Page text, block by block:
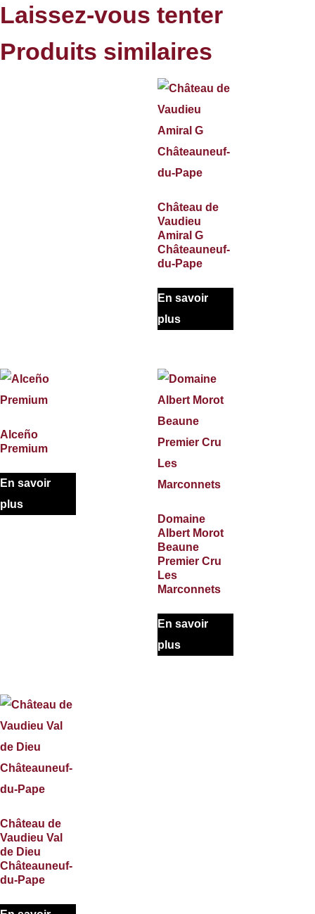
Laissez-vous tenter
Produits similaires
Château de
Vaudieu
Amiral G
Châteauneuf-
du-Pape
En savoir
plus
Alceño
Premium
En savoir
plus
Domaine
Albert Morot
Beaune
Premier Cru
Les
Marconnets
En savoir
plus
Château de
Vaudieu Val
de Dieu
Châteauneuf-
du-Pape